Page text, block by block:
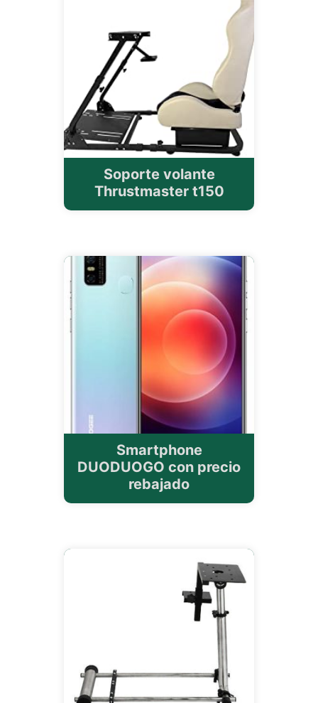
Soporte volante
Thrustmaster t150
Smartphone
DUODUOGO con precio
rebajado